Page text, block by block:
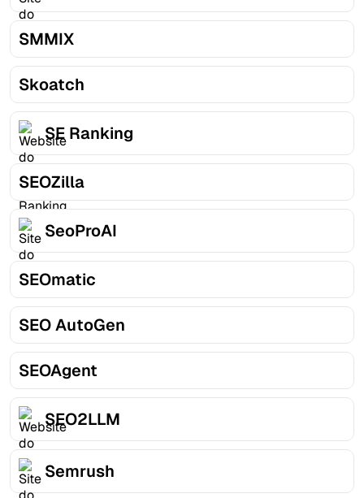
SMMIX
Skoatch
SE Ranking
SEOZilla
SeoProAI
SEOmatic
SEO AutoGen
SEOAgent
SEO2LLM
Semrush